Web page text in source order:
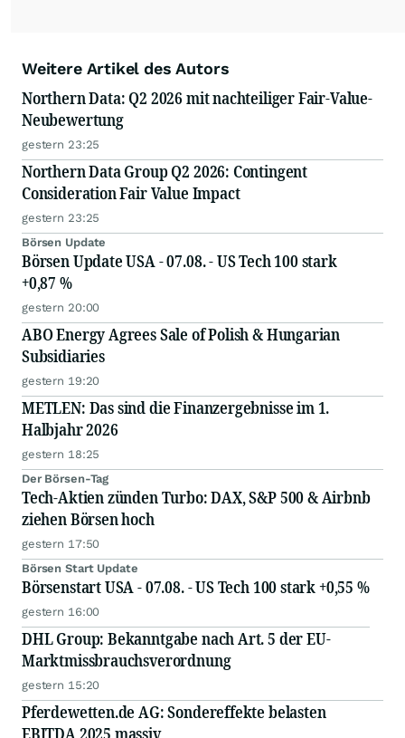
Weitere Artikel des Autors
Northern Data: Q2 2026 mit nachteiliger Fair-Value-
Neubewertung
gestern 23:25
Northern Data Group Q2 2026: Contingent
Consideration Fair Value Impact
gestern 23:25
Börsen Update
Börsen Update USA - 07.08. - US Tech 100 stark
+0,87 %
gestern 20:00
ABO Energy Agrees Sale of Polish & Hungarian
Subsidiaries
gestern 19:20
METLEN: Das sind die Finanzergebnisse im 1.
Halbjahr 2026
gestern 18:25
Der Börsen-Tag
Tech-Aktien zünden Turbo: DAX, S&P 500 & Airbnb
ziehen Börsen hoch
gestern 17:50
Börsen Start Update
Börsenstart USA - 07.08. - US Tech 100 stark +0,55 %
gestern 16:00
DHL Group: Bekanntgabe nach Art. 5 der EU-
Marktmissbrauchsverordnung
gestern 15:20
Pferdewetten.de AG: Sondereffekte belasten